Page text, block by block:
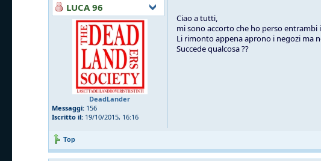
LUCA 96
DeadLander
Messaggi: 156
Iscritto il: 19/10/2015, 16:16
Ciao a tutti,
mi sono accorto che ho perso
Li rimonto appena aprono i negozi ma
Succede qualcosa ??
Top